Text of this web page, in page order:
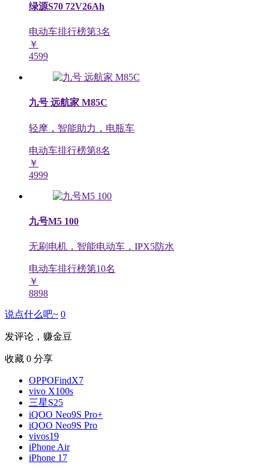
绿源S70 72V26Ah
电动车排行榜第3名
￥
4599
九号 远航家 M85C
轻摩，智能助力，电瓶车
电动车排行榜第8名
￥
4999
九号M5 100
无刷电机，智能电动车，IPX5防水
电动车排行榜第10名
￥
8898
说点什么吧~ 0
发评论，赚金豆
收藏 0 分享
OPPOFindX7
vivo X100s
三星S25
iQOO Neo9S Pro+
iQOO Neo9S Pro
vivos19
iPhone Air
iPhone 17